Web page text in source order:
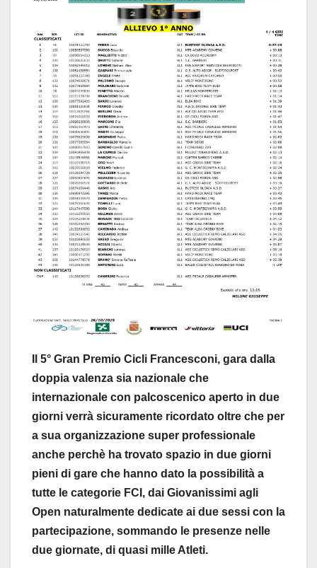
Il 5° Gran Premio Cicli Francesconi, gara dalla
doppia valenza sia nazionale che
internazionale con palcoscenico aperto in due
giorni verrà sicuramente ricordato oltre che per
a sua organizzazione super professionale
anche perchè ha trovato spazio in due giorni
pieni di gare che hanno dato la possibilità a
tutte le categorie FCI, dai Giovanissimi agli
Open naturalmente dedicate ai due sessi con la
partecipazione, sommando le presenze nelle
due giornate, di quasi mille Atleti.